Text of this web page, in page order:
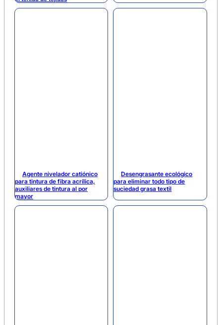
Agente nivelador catiónico
para tintura de fibra acrílica,
auxiliares de tintura al por
mayor
Desengrasante ecológico
para eliminar todo tipo de
suciedad grasa textil